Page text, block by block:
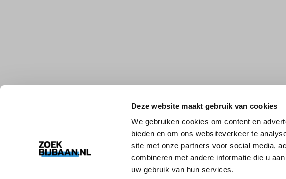
Deze website maakt gebruik van cookies
We gebruiken cookies om content en
bieden en om ons websiteverkeer te
site met onze partners voor social media,
combineren met andere informatie die u
uw gebruik van hun services.